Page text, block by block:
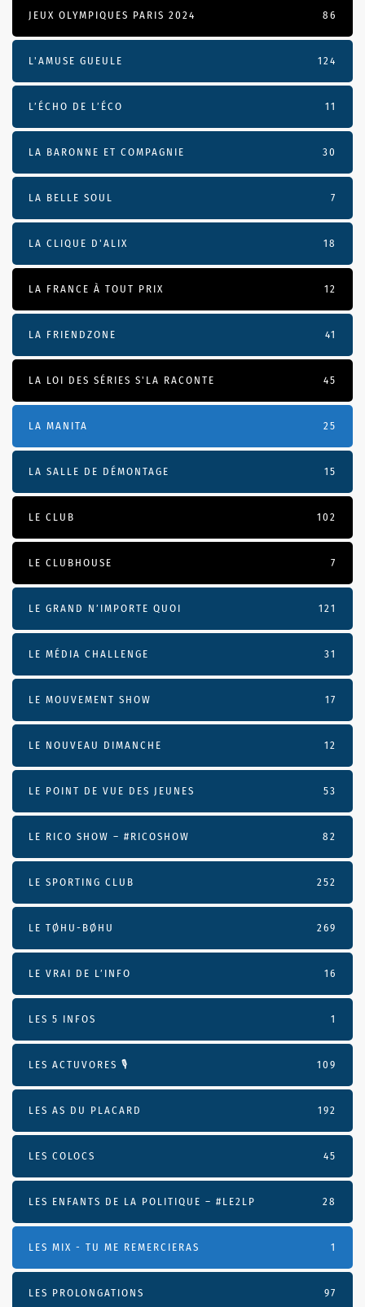
JEUX OLYMPIQUES PARIS 2024 86
L'AMUSE GUEULE 124
L’ÉCHO DE L’ÉCO 11
LA BARONNE ET COMPAGNIE 30
LA BELLE SOUL 7
LA CLIQUE D'ALIX 18
LA FRANCE À TOUT PRIX 12
LA FRIENDZONE 41
LA LOI DES SÉRIES S'LA RACONTE 45
LA MANITA 25
LA SALLE DE DÉMONTAGE 15
LE CLUB 102
LE CLUBHOUSE 7
LE GRAND N’IMPORTE QUOI 121
LE MÉDIA CHALLENGE 31
LE MOUVEMENT SHOW 17
LE NOUVEAU DIMANCHE 12
LE POINT DE VUE DES JEUNES 53
LE RICO SHOW – #RICOSHOW 82
LE SPORTING CLUB 252
LE TØHU-BØHU 269
LE VRAI DE L’INFO 16
LES 5 INFOS 1
LES ACTUVORES 🎙 109
LES AS DU PLACARD 192
LES COLOCS 45
LES ENFANTS DE LA POLITIQUE – #LE2LP 28
LES MIX - TU ME REMERCIERAS 1
LES PROLONGATIONS 97